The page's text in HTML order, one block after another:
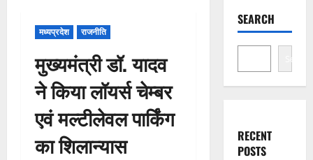
मध्यप्रदेश राजनीति
मुख्यमंत्री डॉ. यादव
ने किया लॉयर्स चेम्बर
एवं मल्टीलेवल पार्किंग
का शिलान्यास
SEARCH
Search
RECENT
POSTS